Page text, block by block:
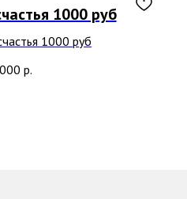
1000 руб
1000 руб
р.